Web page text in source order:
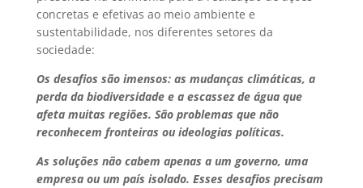
concretas e efetivas ao meio ambiente e
sustentabilidade, nos diferentes setores da
sociedade:
Os desafios são imensos: as mudanças climáticas, a
perda da biodiversidade e a escassez de água que
afeta muitas regiões. São problemas que não
reconhecem fronteiras ou ideologias políticas.
As soluções não cabem apenas a um governo, uma
empresa ou um país isolado. Esses desafios precisam